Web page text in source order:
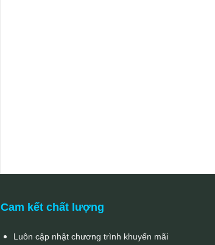
Cam kết chất lượng
Luôn cập nhật chương trình khuyến mãi